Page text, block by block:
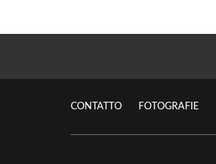
CONTATTO FOTOGRAFIE